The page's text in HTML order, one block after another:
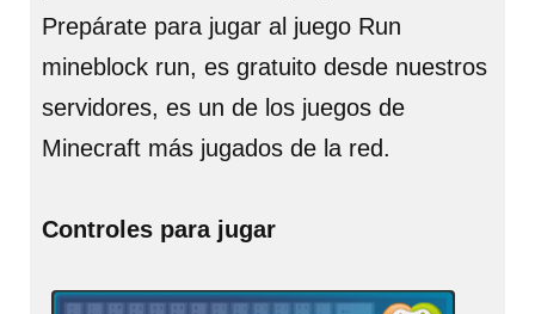
Prepárate para jugar al juego Run
mineblock run, es gratuito desde nuestros
servidores, es un de los juegos de
Minecraft más jugados de la red.
Controles para jugar